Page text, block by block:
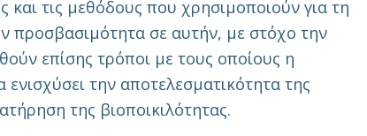
και τις μεθόδους που χρησιμοποιούν για τη
προσβασιμότητα σε αυτήν, με στόχο την
επίσης τρόποι με τους οποίους η
την αποτελεσματικότητα της
της βιοποικιλότητας.